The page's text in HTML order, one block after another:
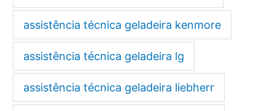
assistência técnica geladeira kenmore
assistência técnica geladeira lg
assistência técnica geladeira liebherr